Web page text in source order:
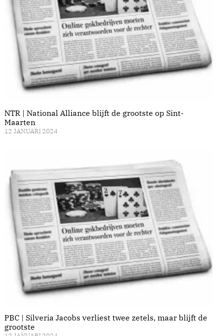
NTR | National Alliance blijft de grootste op Sint-
Maarten
12 JANUARI 2024
PBC | Silveria Jacobs verliest twee zetels, maar blijft de
grootste